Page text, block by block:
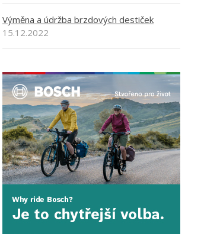
Výměna a údržba brzdových destiček
15.12.2022